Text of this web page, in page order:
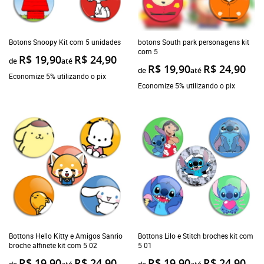
Botons Snoopy Kit com 5 unidades
de R$ 19,90até R$ 24,90
Economize 5% utilizando o pix
botons South park personagens kit
com 5
de R$ 19,90até R$ 24,90
Economize 5% utilizando o pix
Bottons Hello Kitty e Amigos Sanrio
broche alfinete kit com 5 02
Bottons Lilo e Stitch broches kit com
5 01